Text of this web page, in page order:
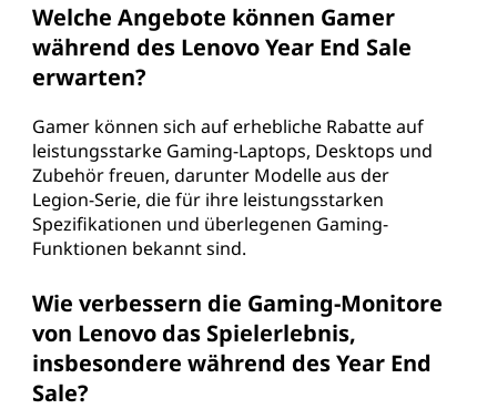
Welche Angebote können Gamer
während des Lenovo Year End Sale
erwarten?
Gamer können sich auf erhebliche Rabatte auf
leistungsstarke Gaming-Laptops, Desktops und
Zubehör freuen, darunter Modelle aus der
Legion-Serie, die für ihre leistungsstarken
Spezifikationen und überlegenen Gaming-
Funktionen bekannt sind.
Wie verbessern die Gaming-Monitore
von Lenovo das Spielerlebnis,
insbesondere während des Year End
Sale?